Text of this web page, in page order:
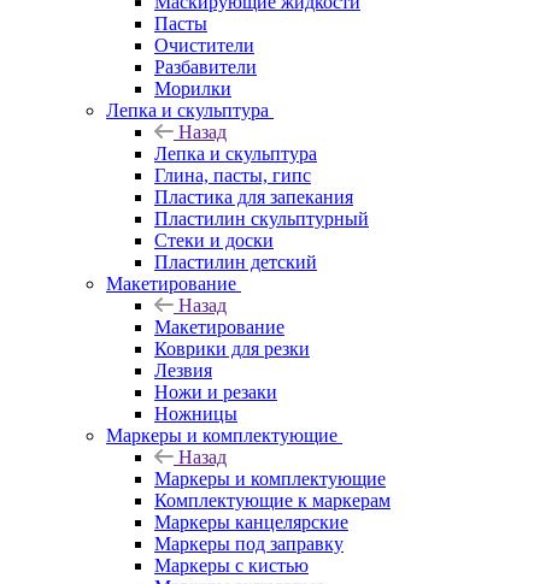
Пасты
Очистители
Разбавители
Морилки
Лепка и скульптура
Назад
Лепка и скульптура
Глина, пасты, гипс
Пластика для запекания
Пластилин скульптурный
Стеки и доски
Пластилин детский
Макетирование
Назад
Макетирование
Коврики для резки
Лезвия
Ножи и резаки
Ножницы
Маркеры и комплектующие
Назад
Маркеры и комплектующие
Комплектующие к маркерам
Маркеры канцелярские
Маркеры под заправку
Маркеры с кистью